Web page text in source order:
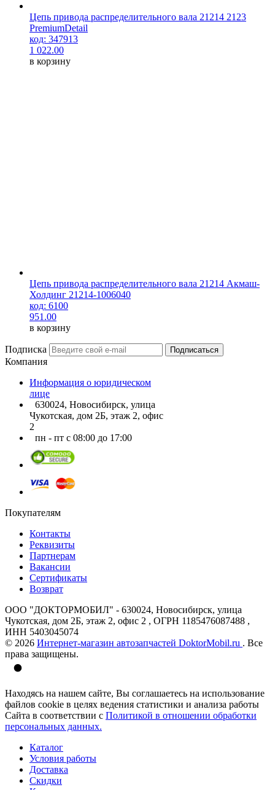
Цепь привода распределительного вала 21214 2123
PremiumDetail
код: 347913
1 022.00
в корзину
Цепь привода распределительного вала 21214 Акмаш-
Холдинг 21214-1006040
код: 6100
951.00
в корзину
Подписка Подписаться
Компания
Информация о юридическом
лице
630024, Новосибирск, улица
Чукотская, дом 2Б, этаж 2, офис
2
пн - пт с 08:00 до 17:00
Покупателям
Контакты
Реквизиты
Партнерам
Вакансии
Сертификаты
Возврат
ООО "ДОКТОРМОБИЛ" - 630024, Новосибирск, улица
Чукотская, дом 2Б, этаж 2, офис 2 , ОГРН 1185476087488 ,
ИНН 5403045074
© 2026 Интернет-магазин автозапчастей DoktorMobil.ru . Все
права защищены.
Находясь на нашем сайте, Вы соглашаетесь на использование
файлов cookie в целях ведения статистики и анализа работы
Сайта в соответствии с Политикой в отношении обработки
персональных данных.
Каталог
Условия работы
Доставка
Скидки